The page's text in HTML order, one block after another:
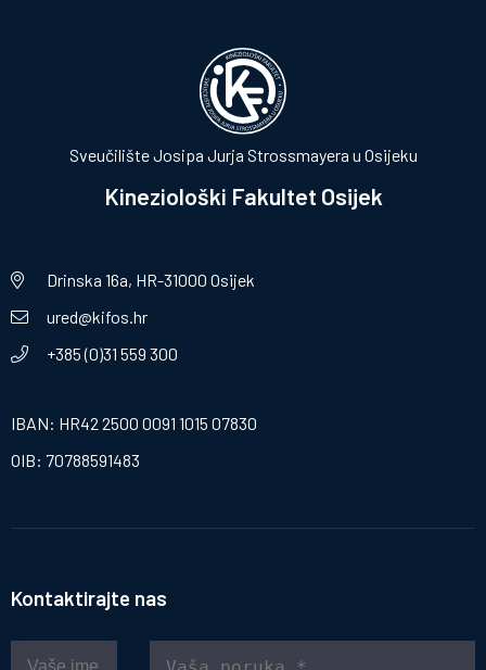
Sveučilište Josipa Jurja Strossmayera u Osijeku
Kineziološki Fakultet Osijek
Drinska 16a, HR-31000 Osijek
ured@kifos.hr
+385 (0)31 559 300
IBAN: HR42 2500 0091 1015 07830
OIB: 70788591483
Kontaktirajte nas